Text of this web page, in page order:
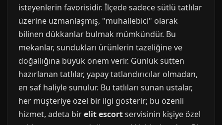
isteyenlerin favorisidir. İlçede sadece sütlü tatlılar
üzerine uzmanlaşmış, "muhallebici" olarak
bilinen dükkanlar bulmak mümkündür. Bu
mekanlar, sundukları ürünlerin tazeliğine ve
doğallığına büyük önem verir. Günlük sütten
hazırlanan tatlılar, yapay tatlandırıcılar olmadan,
en saf haliyle sunulur. Bu tatlıları sunan ustalar,
her müşteriye özel bir ilgi gösterir; bu özenli
hizmet, adeta birelit escortservisinin kişiye özel